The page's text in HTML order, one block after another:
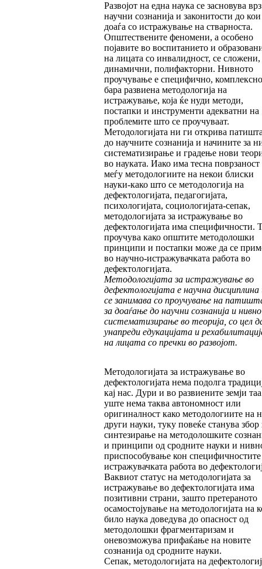
Развојот на една наука се засновува врз
научни сознанија и законитости до кои
доаѓа со истражување на стварноста.
Општествените феномени, а особено
појавите во воспитанието и
на лицата со инвалидност, се сложени,
динамични, полифакторни. Нивното
проучување е специфично,
бара развиена методологија на
истражување, која ќе нуди методи,
постапки и инструменти адекватни на
проблемите што се проучуваат.
Методологијата ни ги открива
до научните сознанија и начините за
систематизирање и градење нови
во науката. Иако има тесна поврзаност
меѓу методологиите на некои блиски
науки-како што се методологија на
дефектологијата, педагогијата,
психологијата, социологијата-сепак,
методологијата за истражување во
дефектологијата има специфичности.
проучува како општите методолошки
принципи и постапки може да се
во научно-истражувачката работа во
дефектологијата.
Методологијата за истражување во
дефектологијата е научна
се занимава со проучување на
за доаѓање до научни сознанија и нивно
систематизирање во теорија, со цел
унапреди едукацијата и
на лицата со пречки во развојот.
Методологијата за истражување во
дефектологијата нема подолга
кај нас. Дури и во развиените земји таа
уште нема таква автономност или
оригиналност како методологиите на
други науки, туку повеќе станува збор
синтезирање на методолошките
и принципи од сродните науки и
приспособување кон
истражувачката работа во
Ваквиот статус на методологијата за
истражување во дефектологијата има
позитивни страни, зашто претераното
осамостојување на методологијата на
било наука доведува до опасност од
методолошки фрагментаризам и
оневозможува прифаќање на новите
сознанија од сродните науки.
Сепак, методологијата на